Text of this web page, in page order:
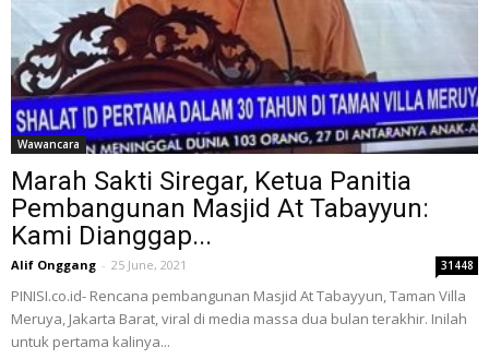
Wawancara
Marah Sakti Siregar, Ketua Panitia
Pembangunan Masjid At Tabayyun:
Kami Dianggap...
Alif Onggang - 25 June, 2021 31448
PINISI.co.id- Rencana pembangunan Masjid At Tabayyun, Taman Villa
Meruya, Jakarta Barat, viral di media massa dua bulan terakhir. Inilah
untuk pertama kalinya...